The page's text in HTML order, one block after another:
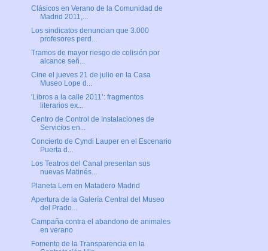
Clásicos en Verano de la Comunidad de
Madrid 2011,...
Los sindicatos denuncian que 3.000
profesores perd...
Tramos de mayor riesgo de colisión por
alcance señ...
Cine el jueves 21 de julio en la Casa
Museo Lope d...
'Libros a la calle 2011’: fragmentos
literarios ex...
Centro de Control de Instalaciones de
Servicios en...
Concierto de Cyndi Lauper en el Escenario
Puerta d...
Los Teatros del Canal presentan sus
nuevas Matinés...
Planeta Lem en Matadero Madrid
Apertura de la Galería Central del Museo
del Prado...
Campaña contra el abandono de animales
en verano
Fomento de la Transparencia en la